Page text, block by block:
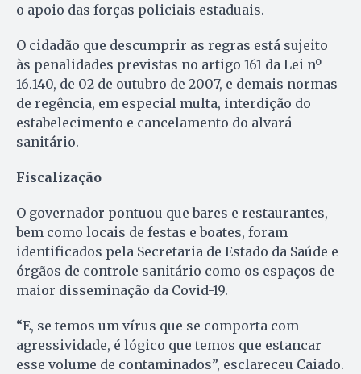
o apoio das forças policiais estaduais.
O cidadão que descumprir as regras está sujeito
às penalidades previstas no artigo 161 da Lei nº
16.140, de 02 de outubro de 2007, e demais normas
de regência, em especial multa, interdição do
estabelecimento e cancelamento do alvará
sanitário.
Fiscalização
O governador pontuou que bares e restaurantes,
bem como locais de festas e boates, foram
identificados pela Secretaria de Estado da Saúde e
órgãos de controle sanitário como os espaços de
maior disseminação da Covid-19.
“E, se temos um vírus que se comporta com
agressividade, é lógico que temos que estancar
esse volume de contaminados”, esclareceu Caiado.